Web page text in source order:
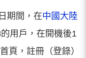
期間，在中國大陸
用戶，在開機後1
頁，註冊（登錄）